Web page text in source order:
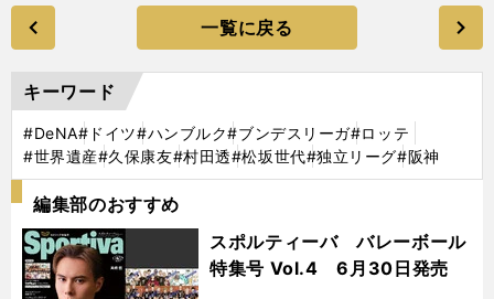
一覧に戻る
キーワード
#DeNA#ドイツ#ハンブルク#ブンデスリーガ#ロッテ
#世界遺産#久保康友#村田透#松坂世代#独立リーグ#阪神
編集部のおすすめ
スポルティーバ バレーボール
特集号 Vol.4 6月30日発売